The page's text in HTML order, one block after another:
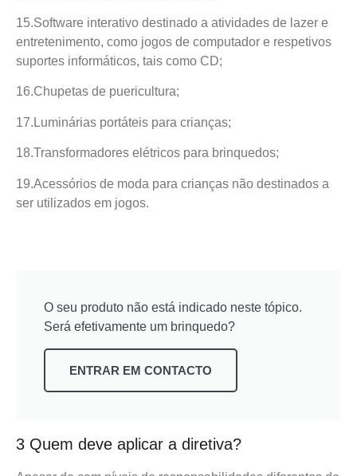
15.Software interativo destinado a atividades de lazer e
entretenimento, como jogos de computador e respetivos
suportes informáticos, tais como CD;
16.Chupetas de puericultura;
17.Luminárias portáteis para crianças;
18.Transformadores elétricos para brinquedos;
19.Acessórios de moda para crianças não destinados a
ser utilizados em jogos.
O seu produto não está indicado neste tópico.
Será efetivamente um brinquedo?
ENTRAR EM CONTACTO
3 Quem deve aplicar a diretiva?